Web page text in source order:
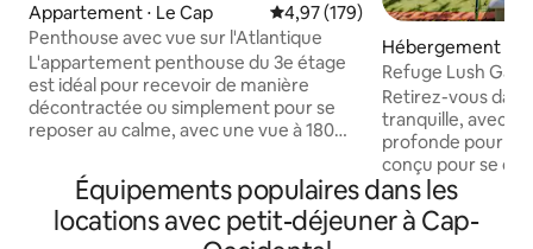
Appartement ⋅ Le Cap Évaluation moyenne sur la
4,97 (179)
Penthouse avec vue sur l'Atlantique
L'appartement penthouse du 3e étage
est idéal pour recevoir de manière
décontractée ou simplement pour se
reposer au calme, avec une vue à 180
Clifton et les 12 Apôtres. Les services et
les restaurants se trouvent au centre
commercial Camps Bay, à 2 min en
voiture et à 15 min à pied de la plage. Voir
Hébergement ⋅
Refuge Lush
quotidien)
Retirez-vous
tranquille, avec
profonde pour
conçu pour se
sans se presser.
Franschhoek est
tranquilles, les
Équipements populaires dans les
locations avec petit-déjeuner à Cap-